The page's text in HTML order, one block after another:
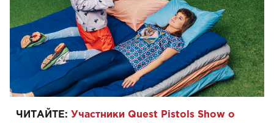
ЧИТАЙТЕ: Участники Quest Pistols Show о